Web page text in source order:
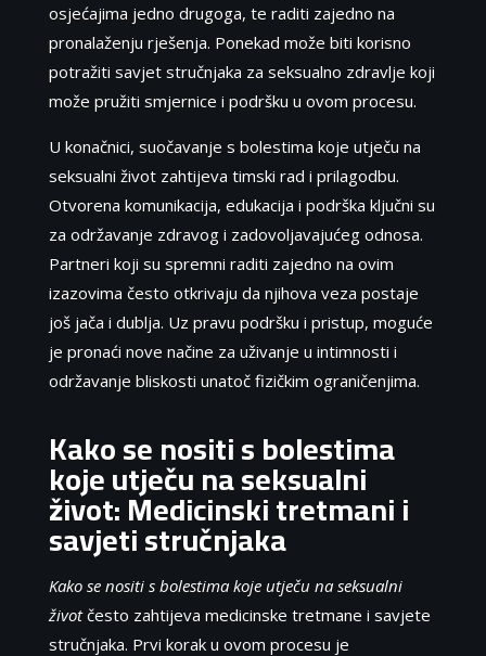
osjećajima jedno drugoga, te raditi zajedno na
pronalaženju rješenja. Ponekad može biti korisno
potražiti savjet stručnjaka za seksualno zdravlje koji
može pružiti smjernice i podršku u ovom procesu.
U konačnici, suočavanje s bolestima koje utječu na
seksualni život zahtijeva timski rad i prilagodbu.
Otvorena komunikacija, edukacija i podrška ključni su
za održavanje zdravog i zadovoljavajućeg odnosa.
Partneri koji su spremni raditi zajedno na ovim
izazovima često otkrivaju da njihova veza postaje
još jača i dublja. Uz pravu podršku i pristup, moguće
je pronaći nove načine za uživanje u intimnosti i
održavanje bliskosti unatoč fizičkim ograničenjima.
Kako se nositi s bolestima
koje utječu na seksualni
život: Medicinski tretmani i
savjeti stručnjaka
Kako se nositi s bolestima koje utječu na seksualni
životčesto zahtijeva medicinske tretmane i savjete
stručnjaka. Prvi korak u ovom procesu je